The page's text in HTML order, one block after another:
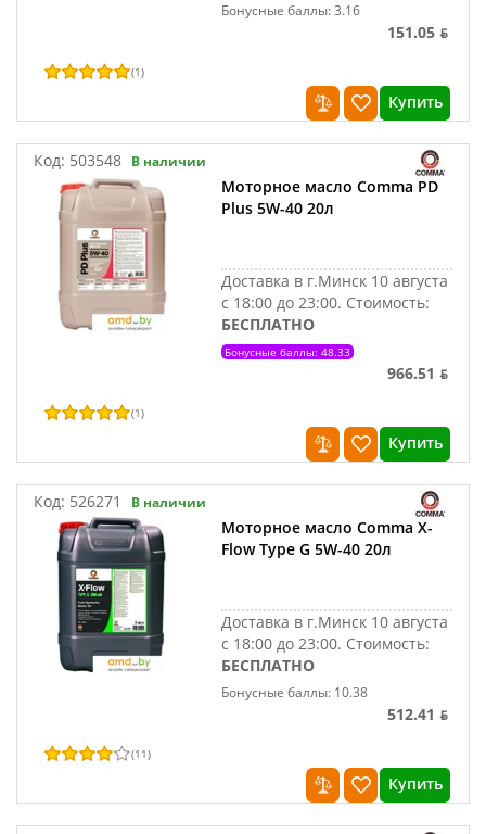
Бонусные баллы: 3.16
151.05 ƃ
(1)
Купить
Код: 503548 В наличии
Моторное масло Comma PD
Plus 5W-40 20л
Доставка в г.Минск 10 августа
с 18:00 до 23:00. Стоимость:
БЕСПЛАТНО
Бонусные баллы: 48.33
966.51 ƃ
(1)
Купить
Код: 526271 В наличии
Моторное масло Comma X-
Flow Type G 5W-40 20л
Доставка в г.Минск 10 августа
с 18:00 до 23:00. Стоимость:
БЕСПЛАТНО
Бонусные баллы: 10.38
512.41 ƃ
(11)
Купить